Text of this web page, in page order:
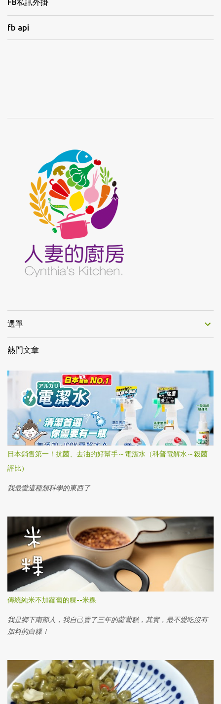
FB私訊外掛
fb api
選單
熱門文章
日本銷售第一！抗菌、去油的好幫手～電潔水（科普電解水～殺菌
評比）
我最愛這種類科學的東西了
傳統純米不加蘿蔔的粿--米粿
我是鄉下南部人，我自己賣了三年的蘿蔔糕，其實，最不愛吃沒有
加料的白粿！